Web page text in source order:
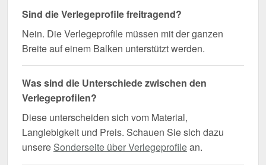
Sind die Verlegeprofile freitragend?
Nein. Die Verlegeprofile müssen mit der ganzen
Breite auf einem Balken unterstützt werden.
Was sind die Unterschiede zwischen den
Verlegeprofilen?
Diese unterscheiden sich vom Material,
Langlebigkeit und Preis. Schauen Sie sich dazu
unsere Sonderseite über Verlegeprofilean.